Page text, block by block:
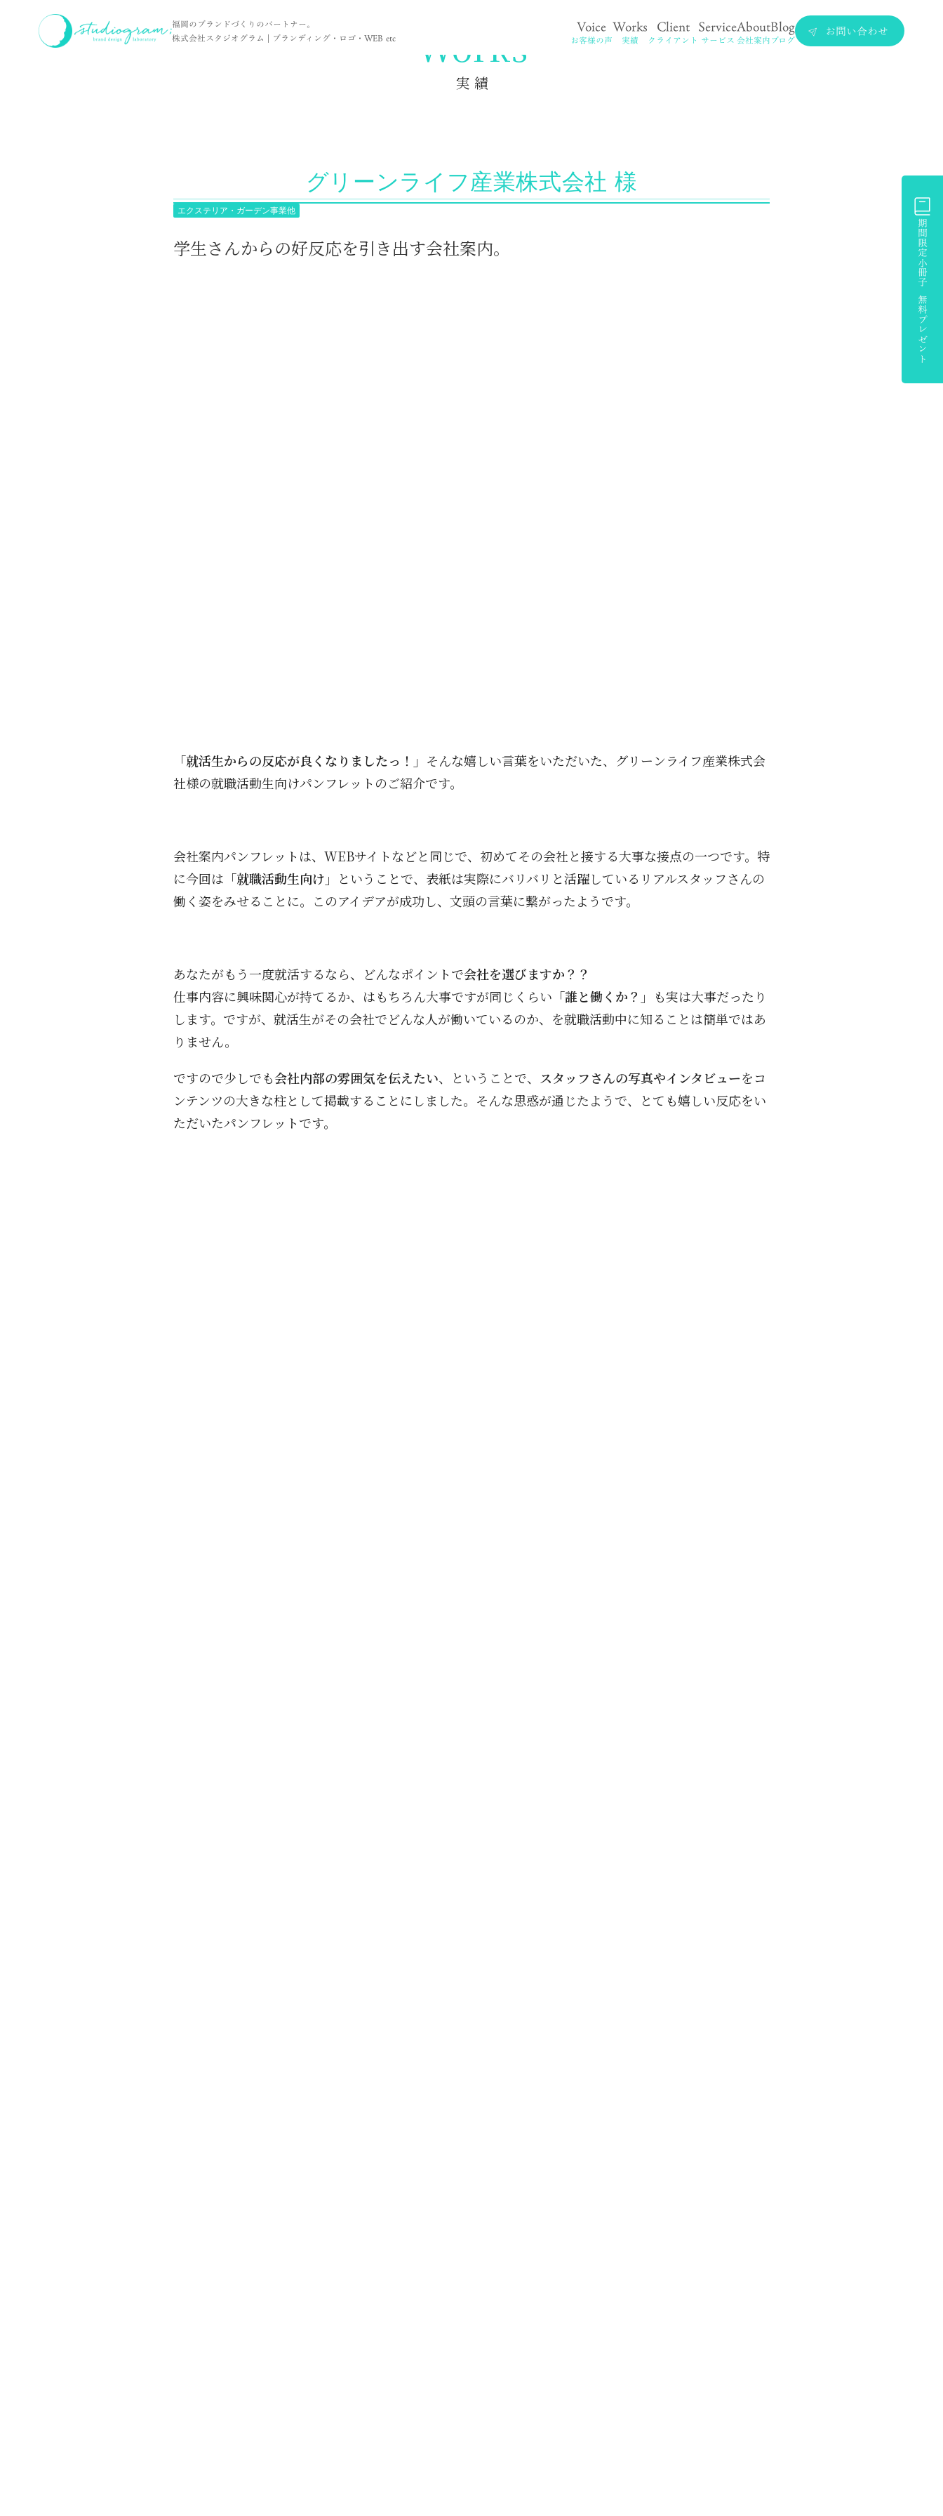
福岡のブランドづくりのパートナー。
株式会社スタジオグラム | ブランディング・ロゴ・WEB etc
Voice
お客様の声
Works
実績
Client
クライアント
Service
サービス
About
会社案内
Blog
ブログ お問い合わせ
ホーム
Works
実 績
グリーンライフ産業株式会社 様
エクステリア・ガーデン事業他
学生さんからの好反応を引き出す会社案内。
「就活生からの反応が良くなりましたっ！」 そんな嬉しい言葉をいただいた、グリーンライフ産業株式会
社様の就職活動生向けパンフレットのご紹介です。
会社案内パンフレットは、WEBサイトなどと同じで、初めてその会社と接する大事な接点の一つです。特
に今回は 「就職活動生向け」
ということで、表紙は実際にバリバリと活躍しているリアルスタッフさんの
働く姿をみせることに。このアイデアが成功し、文頭の言葉に繋がったようです。
あなたがもう一度就活するなら、どんなポイントで会社を選びますか？？
仕事内容に興味関心が持てるか、はもちろん大事ですが同じくらい 「誰と働くか？」
も実は大事だったり
します。ですが、就活生がその会社でどんな人が働いているのか、を就職活動中に知ることは簡単ではあ
りません。
ですので少しでも会社内部の雰囲気を伝えたい、ということで、 スタッフさんの写真やインタビューをコ
ンテンツの大きな柱として掲載することにしました。そんな思惑が通じたようで、とても嬉しい反応をい
ただいたパンフレットです。
期間限定小冊子 無料プレゼント